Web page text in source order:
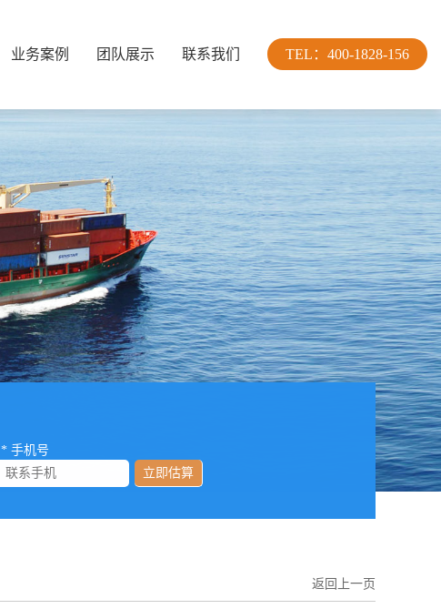
TEL：400-1828-156
业务案例 团队展示 联系我们
* 手机号
立即估算
返回上一页